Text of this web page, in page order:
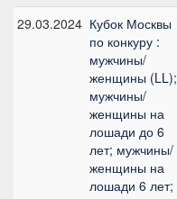
29.03.2024 Кубок Москвы
по конкуру :
мужчины/
женщины (LL);
мужчины/
женщины на
лошади до 6
лет; мужчины/
женщины на
лошади 6 лет;